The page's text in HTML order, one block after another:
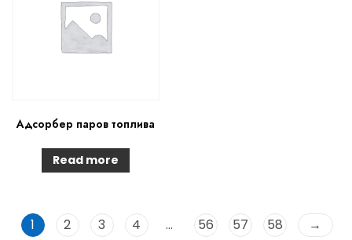
Адсорбер паров топлива
Read more
1 2 3 4 … 56 57 58 →